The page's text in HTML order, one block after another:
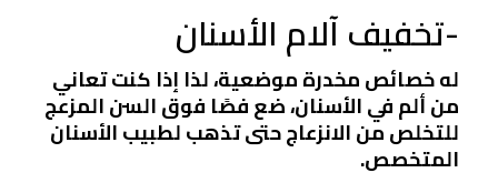
-تخفيف آلام الأسنان
له خصائص مخدرة موضعية، لذا إذا كنت تعاني
من ألم في الأسنان، ضع فصًا فوق السن المزعج
للتخلص من الانزعاج حتى تذهب لطبيب الأسنان
المتخصص.